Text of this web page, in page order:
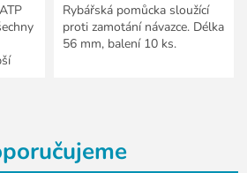
Rybářská pomůcka sloužící
proti zamotání návazce. Délka
56 mm, balení 10 ks.